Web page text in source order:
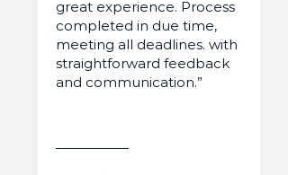
great experience. Process
completed in due time,
meeting all deadlines. with
straightforward feedback
and communication.”